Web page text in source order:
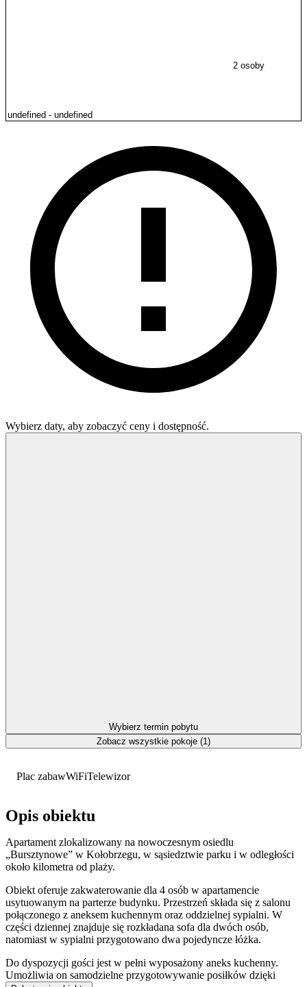
Plac zabawWiFiTelewizor
Opis obiektu
Apartament zlokalizowany na nowoczesnym osiedlu
„Bursztynowe” w Kołobrzegu, w sąsiedztwie parku i w odległości
około kilometra od plaży.
Obiekt oferuje zakwaterowanie dla 4 osób w apartamencie
usytuowanym na parterze budynku. Przestrzeń składa się z salonu
połączonego z aneksem kuchennym oraz oddzielnej sypialni. W
części dziennej znajduje się rozkładana sofa dla dwóch osób,
natomiast w sypialni przygotowano dwa pojedyncze łóżka.
Do dyspozycji gości jest w pełni wyposażony aneks kuchenny.
Umożliwia on samodzielne przygotowywanie posiłków dzięki
2 osoby
Wybierz daty, aby zobaczyć ceny i dostępność.
Wybierz termin pobytu
Zobacz wszystkie pokoje (1)